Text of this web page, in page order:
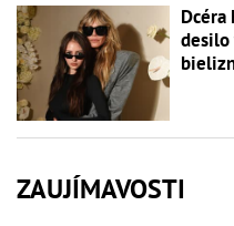
desilo
ZAUJÍMAVOSTI